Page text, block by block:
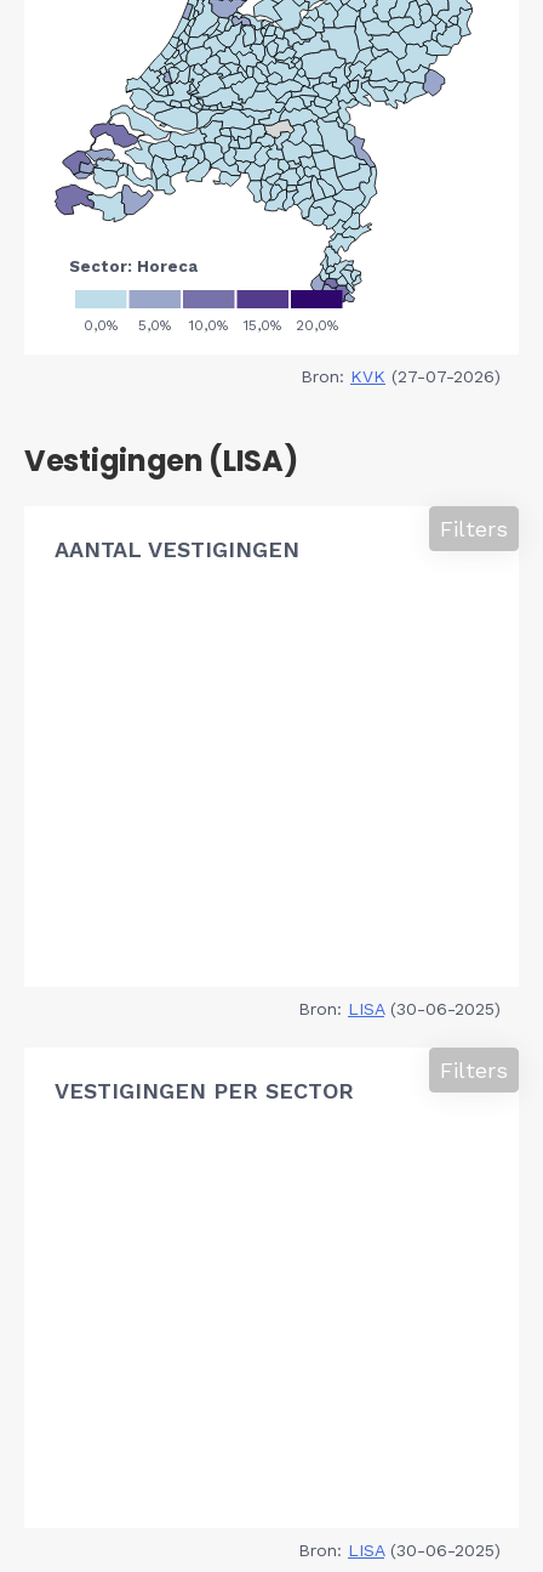
Bron: KVK (27-07-2026)
Vestigingen (LISA)
AANTAL VESTIGINGEN
Filters
Bron: LISA(30-06-2025)
VESTIGINGEN PER SECTOR
Filters
Bron: LISA(30-06-2025)